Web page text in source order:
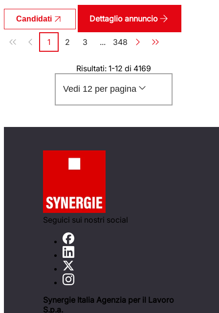
Candidati Dettaglio annuncio
Paginazione
Pagina
1 Pagina
2 Pagina
3 ... Pagina
348
Risultati: 1-12 di 4169
Vedi 12 per pagina
Seguici sui nostri social
Synergie Italia Agenzia per il Lavoro
S.p.a.